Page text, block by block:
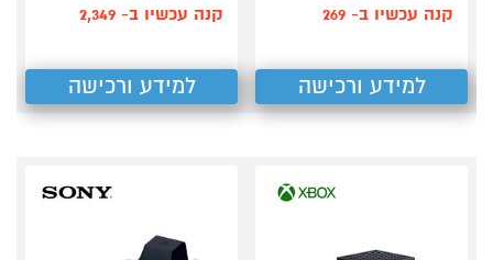
קנה עכשיו ב- 269
למידע ורכישה
קנה עכשיו ב- 2,349
למידע ורכישה